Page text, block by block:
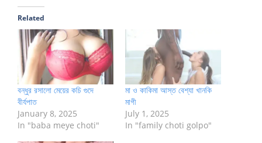
Related
বন্ধুর রসালো মেয়ের কচি গুদে
বীর্যপাত
January 8, 2025
In "baba meye choti"
মা ও কাকিমা আস্ত বেশ্যা খানকি
মাগী
July 1, 2025
In "family choti golpo"